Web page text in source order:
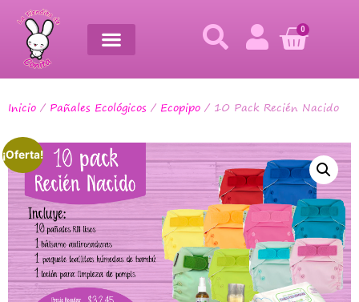
0
Inicio / Pañales Ecológicos / Ecopipo / 10 Pack Recién Nacido
¡Oferta!